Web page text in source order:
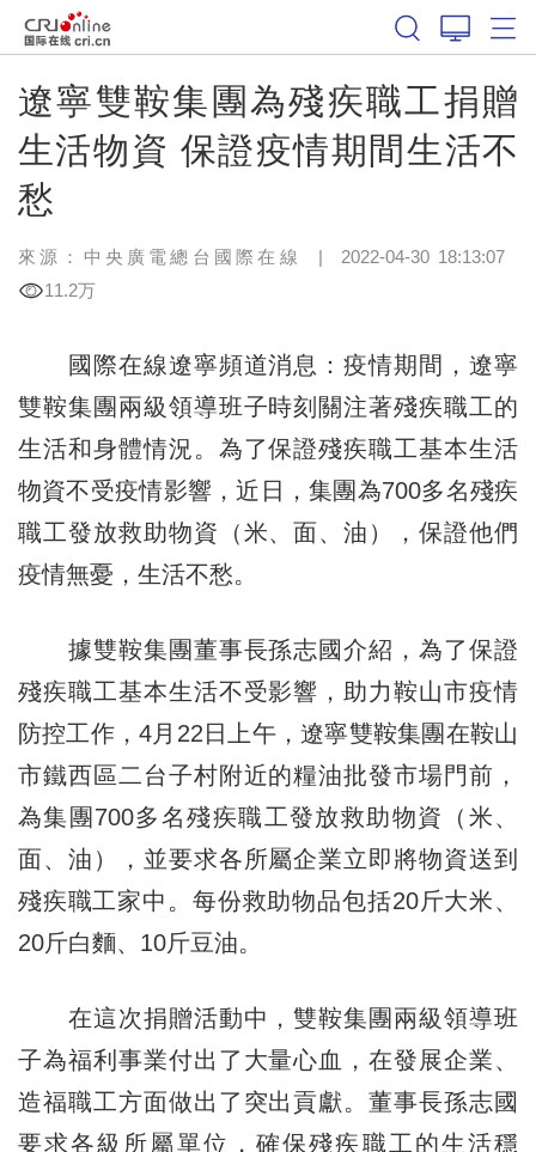
遼寧雙鞍集團為殘疾職工捐贈
生活物資 保證疫情期間生活不
愁
來源：中央廣電總台國際在線 | 2022-04-30 18:13:07
11.2万
國際在線遼寧頻道消息：疫情期間，遼寧
雙鞍集團兩級領導班子時刻關注著殘疾職工的
生活和身體情況。為了保證殘疾職工基本生活
物資不受疫情影響，近日，集團為700多名殘疾
職工發放救助物資（米、面、油），保證他們
疫情無憂，生活不愁。
據雙鞍集團董事長孫志國介紹，為了保證
殘疾職工基本生活不受影響，助力鞍山市疫情
防控工作，4月22日上午，遼寧雙鞍集團在鞍山
市鐵西區二台子村附近的糧油批發市場門前，
為集團700多名殘疾職工發放救助物資（米、
面、油），並要求各所屬企業立即將物資送到
殘疾職工家中。每份救助物品包括20斤大米、
20斤白麵、10斤豆油。
在這次捐贈活動中，雙鞍集團兩級領導班
子為福利事業付出了大量心血，在發展企業、
造福職工方面做出了突出貢獻。董事長孫志國
要求各級所屬單位，確保殘疾職工的生活穩